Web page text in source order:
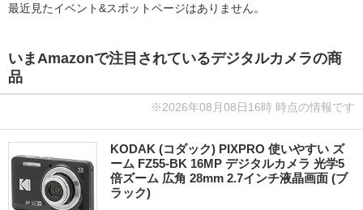
最近見たイベント&スポットページはありません。
いまAmazonで注目されているデジタルカメラの商
品
※2026年08月08日16時 時点の情報です
KODAK (コダック) PIXPRO 使いやすい ズ
ーム FZ55-BK 16MP デジタルカメラ 光学5
倍ズーム 広角 28mm 2.7インチ液晶画面 (ブ
ラック)